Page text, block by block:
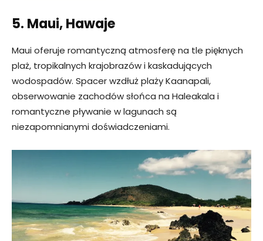
5. Maui, Hawaje
Maui oferuje romantyczną atmosferę na tle pięknych
plaż, tropikalnych krajobrazów i kaskadujących
wodospadów. Spacer wzdłuż plaży Kaanapali,
obserwowanie zachodów słońca na Haleakala i
romantyczne pływanie w lagunach są
niezapomnianymi doświadczeniami.